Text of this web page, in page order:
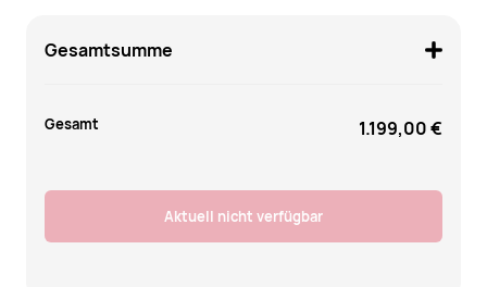
Gesamtsumme
Gesamt 1.199,00 €
Aktuell nicht verfügbar